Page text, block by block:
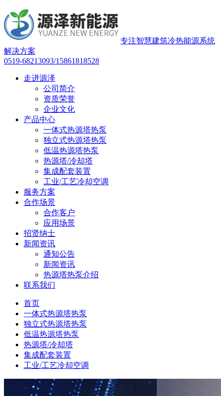
专注智慧建筑冷热能源系统
解决方案
0519-68213093/15861818528
走进源泽
公司简介
资质荣誉
企业文化
产品中心
一体式热源塔热泵
独立式热源塔热泵
低温热源塔热泵
热源塔/冷却塔
集成配套装置
工业/工艺冷却空调
服务方案
合作场景
合作客户
应用场景
招贤纳士
新闻资讯
通知公告
新闻资讯
热源塔热泵介绍
联系我们
首页
一体式热源塔热泵
独立式热源塔热泵
低温热源塔热泵
热源塔/冷却塔
集成配套装置
工业/工艺冷却空调